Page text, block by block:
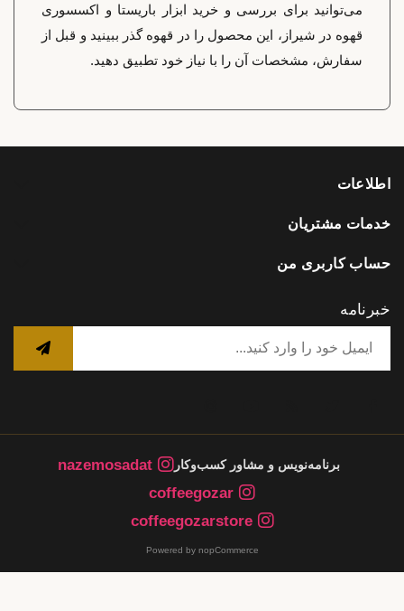
می‌توانید برای بررسی و خرید ابزار باریستا و اکسسوری
قهوه در شیراز، این محصول را در قهوه گذر ببینید و قبل از
سفارش، مشخصات آن را با نیاز خود تطبیق دهید.
اطلاعات
خدمات مشتریان
حساب کاربری من
خبرنامه
برنامه‌نویس و مشاور کسب‌وکار
nazemosadat
coffeegozar
coffeegozarstore
Powered by nopCommerce